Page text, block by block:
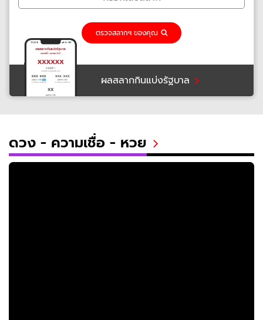
ตรวจสลากฯ ของคุณ
ผลสลากกินแบ่งรัฐบาล
ดวง - ความเชื่อ - หวย